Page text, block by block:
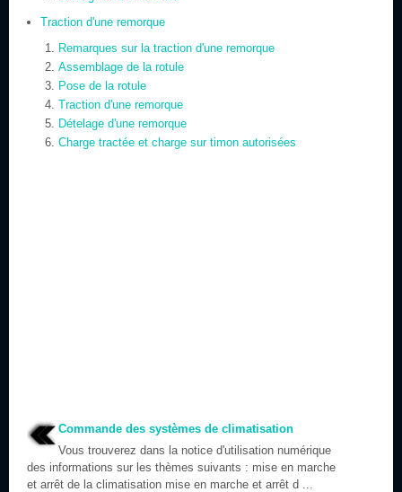
Traction d'une remorque
Remarques sur la traction d'une remorque
Assemblage de la rotule
Pose de la rotule
Traction d'une remorque
Dételage d'une remorque
Charge tractée et charge sur timon autorisées
Commande des systèmes de climatisation
Vous trouverez dans la notice d'utilisation numérique
des informations sur les thèmes suivants : mise en marche
et arrêt de la climatisation mise en marche et arrêt d ...